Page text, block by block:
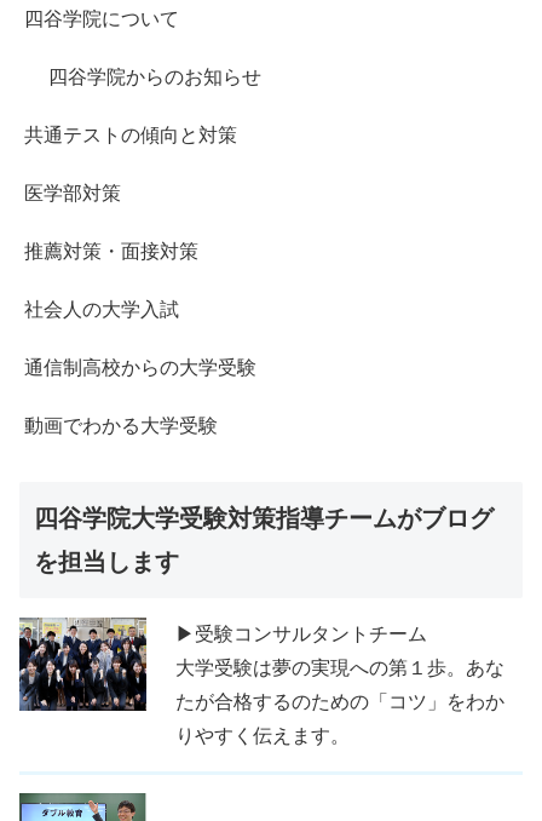
四谷学院について
四谷学院からのお知らせ
共通テストの傾向と対策
医学部対策
推薦対策・面接対策
社会人の大学入試
通信制高校からの大学受験
動画でわかる大学受験
四谷学院大学受験対策指導チームがブログ
を担当します
▶受験コンサルタントチーム
大学受験は夢の実現への第１歩。あな
たが合格するのための「コツ」をわか
りやすく伝えます。